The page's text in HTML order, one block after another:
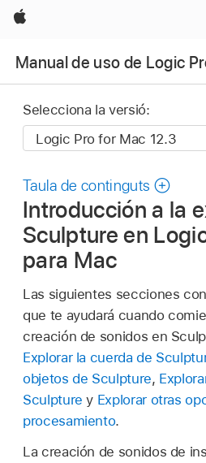
Apple
Manual de uso de Logic
Selecciona la versió:
Taula de continguts
Introducción a la
Sculpture en
para Mac
Las siguientes secciones
que te ayudará cuando
creación de sonidos en
Explorar la cuerda de
objetos de Sculpture,
Sculpture y Explorar otras
procesamiento.
La creación de sonidos de